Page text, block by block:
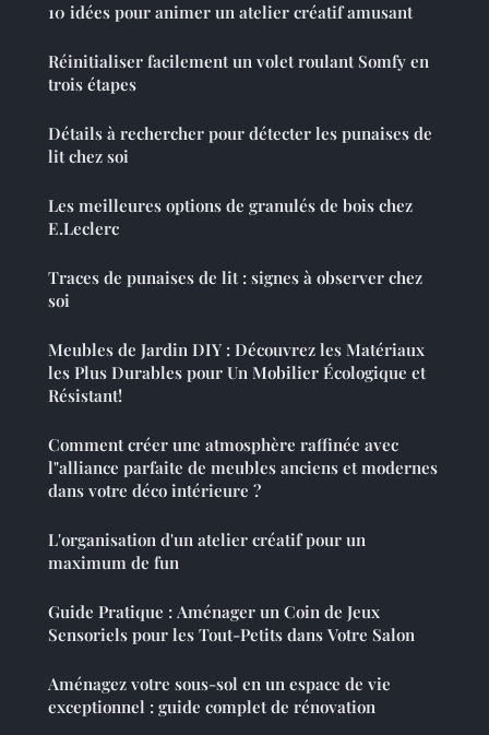
10 idées pour animer un atelier créatif amusant
Réinitialiser facilement un volet roulant Somfy en
trois étapes
Détails à rechercher pour détecter les punaises de
lit chez soi
Les meilleures options de granulés de bois chez
E.Leclerc
Traces de punaises de lit : signes à observer chez
soi
Meubles de Jardin DIY : Découvrez les Matériaux
les Plus Durables pour Un Mobilier Écologique et
Résistant!
Comment créer une atmosphère raffinée avec
l"alliance parfaite de meubles anciens et modernes
dans votre déco intérieure ?
L'organisation d'un atelier créatif pour un
maximum de fun
Guide Pratique : Aménager un Coin de Jeux
Sensoriels pour les Tout-Petits dans Votre Salon
Aménagez votre sous-sol en un espace de vie
exceptionnel : guide complet de rénovation